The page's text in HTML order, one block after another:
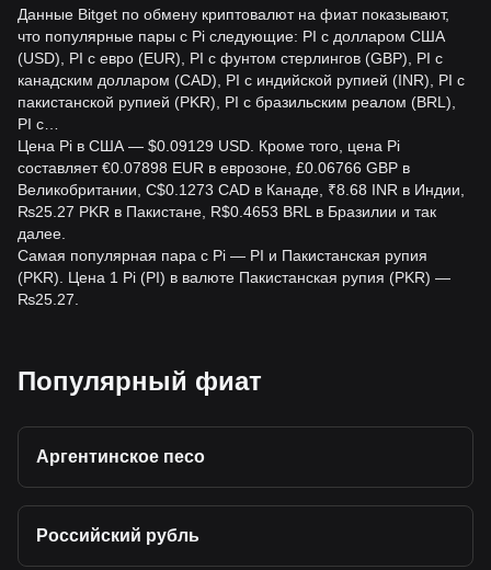
PKR?
На курс влияют рыночный спрос на PI, доступность,
развитие сети, новости о регулировании, общие
тенденции на рынке криптовалют и изменения стоимости
пакистанской рупии.
Что следует проверить перед конвертацией PI в
PKR?
Проверьте текущий курс, легитимность платформы,
комиссии за транзакции, правила вывода средств,
применимые нормы и безопасность кошелька.
Пользуйтесь только официальными сервисами и
избегайте тех, кто обещает гарантированную прибыль.
Данные Bitget по обмену криптовалют на фиат показывают,
что популярные пары с Pi следующие: PI с долларом США
(USD), PI с евро (EUR), PI с фунтом стерлингов (GBP), PI с
канадским долларом (CAD), PI с индийской рупией (INR), PI с
пакистанской рупией (PKR), PI с бразильским реалом (BRL),
PI с…
Цена Pi в США — $0.09129 USD. Кроме того, цена Pi
составляет €0.07898 EUR в еврозоне, £0.06766 GBP в
Великобритании, C$0.1273 CAD в Канаде, ₹8.68 INR в Индии,
₨25.27 PKR в Пакистане, R$0.4653 BRL в Бразилии и так
далее.
Самая популярная пара с Pi — PI и Пакистанская рупия
(PKR). Цена 1 Pi (PI) в валюте Пакистанская рупия (PKR) —
₨25.27.
Популярный фиат
Аргентинское песо
Российский рубль